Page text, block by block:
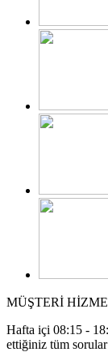
MÜŞTERİ
Hafta içi 08:15 -
ettiğiniz tüm